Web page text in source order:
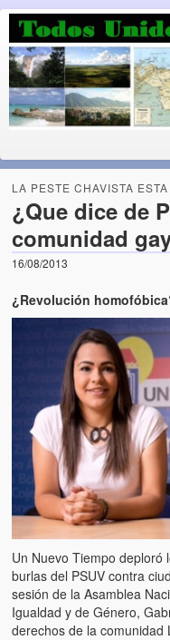
Luchando
Fuera el chavismo, la
Home
Todos Unidos por
Blog. (Todos Unidos
Acerca de este blog
Artículos
El Tipo y los Rojos en
Teques)
Hablé con Chavistas (I
La burla del Chavez
Chavez “such a
Los niños de las calles
Venezuela)
LA PESTE CHAVISTA
¿Que dice de
comunidad
16/08/2013
¿Revolución
Un Nuevo Tiempo deploró
burlas del PSUV contra
sesión de la Asamblea
Igualdad y de Género,
derechos de la comunidad